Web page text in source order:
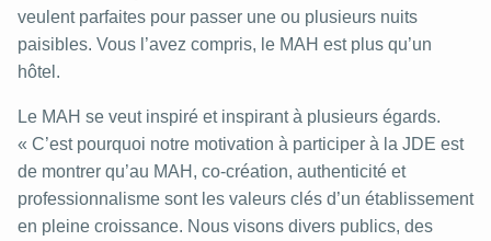
veulent parfaites pour passer une ou plusieurs nuits
paisibles. Vous l’avez compris, le MAH est plus qu’un
hôtel.
Le MAH se veut inspiré et inspirant à plusieurs égards.
« C’est pourquoi notre motivation à participer à la JDE est
de montrer qu’au MAH, co-création, authenticité et
professionnalisme sont les valeurs clés d’un établissement
en pleine croissance. Nous visons divers publics, des